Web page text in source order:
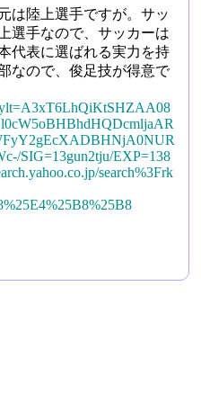
は陸上選手ですが。サッ
選手なので、サッカーは
代表に選ばれる実力を持
なので、俊足技が得意で
SIG=13gun2tju/EXP=138
search%3Frk